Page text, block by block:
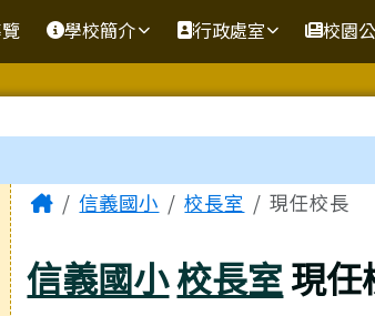
學校簡介 行政處室 校園
連結，點擊後皆會另開視窗。
主內容區域
Home信義國小 校長室 現任校長
信義國小校長室現任